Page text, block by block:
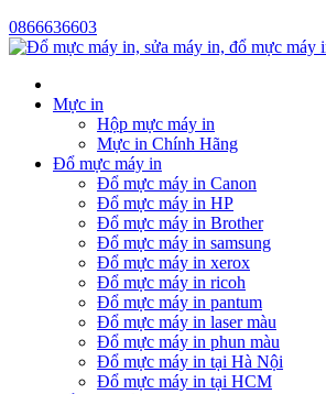
0866636603
Mực in
Hộp mực máy in
Mực in Chính Hãng
Đổ mực máy in
Đổ mực máy in Canon
Đổ mực máy in HP
Đổ mực máy in Brother
Đổ mực máy in samsung
Đổ mực máy in xerox
Đổ mực máy in ricoh
Đổ mực máy in pantum
Đổ mực máy in laser màu
Đổ mực máy in phun màu
Đổ mực máy in tại Hà Nội
Đổ mực máy in tại HCM